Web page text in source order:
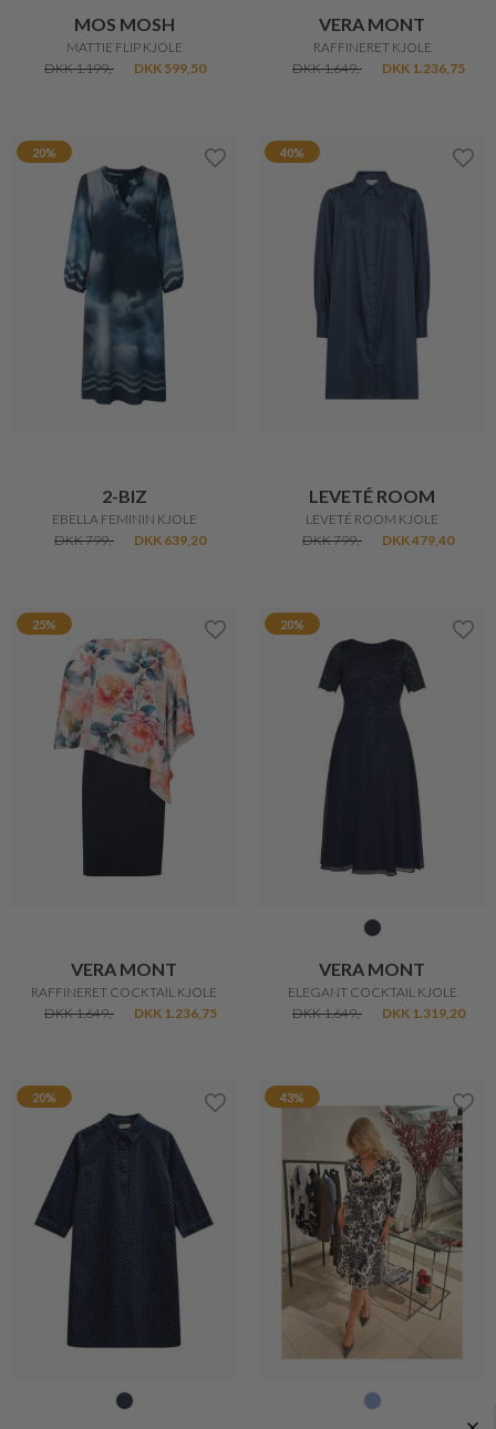
MOS MOSH
MATTIE FLIP KJOLE
DKK 1.199,-
DKK 599,50
VERA MONT
RAFFINERET KJOLE
DKK 1.649,-
DKK 1.236,75
20%
2-BIZ
EBELLA FEMININ KJOLE
DKK 799,-
DKK 639,20
40%
LEVETÉ ROOM
LEVETÉ ROOM KJOLE
DKK 799,-
DKK 479,40
25%
VERA MONT
RAFFINERET COCKTAIL KJOLE
DKK 1.649,-
DKK 1.236,75
20%
VERA MONT
ELEGANT COCKTAIL KJOLE
DKK 1.649,-
DKK 1.319,20
20% 43%